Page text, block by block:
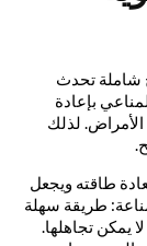
شاملة تحدث
بإعادة
لذلك
طاقته ويجعل
طريقة سهلة
يمكن تجاهلها.